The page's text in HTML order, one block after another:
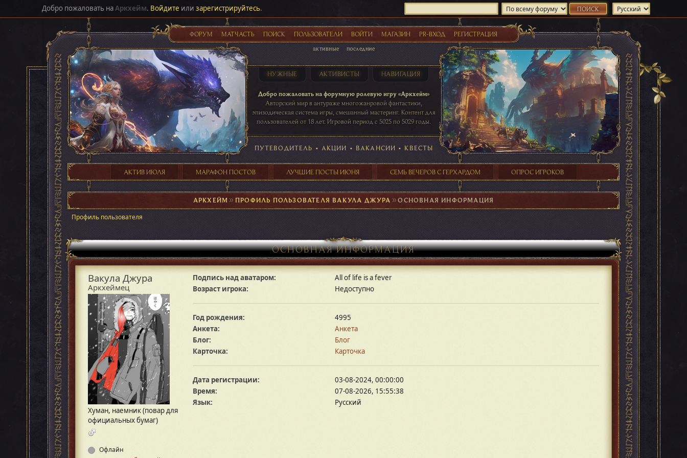
Добро пожаловать наАркхейм. Войдите или зарегистрируйтесь.
ФОРУМ МАТЧАСТЬ ПОИСК ПОЛЬЗОВАТЕЛИ ВОЙТИ МАГАЗИН PR-ВХОД РЕГИСТРАЦИЯ
активные последние
НУЖНЫЕ АКТИВИСТЫ НАВИГАЦИЯ
Добро пожаловать на форумную ролевую игру «Аркхейм»
Авторский мир в антураже многожанровой фантастики,
эпизодическая система игры, смешанный мастеринг. Контент для
пользователей от 18 лет. Игровой период с 5025 по 5029 годы.
таблице игровой активности
41 ПОСТОВ 31 ПОСТОВ 29 ПОСТОВ 24 ПОСТОВ
ПУТЕВОДИТЕЛЬ • АКЦИИ • ВАКАНСИИ • КВЕСТЫ
АКТИВ ИЮЛЯ МАРАФОН ПОСТОВ ЛУЧШИЕ ПОСТЫ ИЮНЯ СЕМЬ ВЕЧЕРОВ С ГЕРХАРДОМ ОПРОС ИГРОКОВ
АРКХЕЙМ ►ПРОФИЛЬ ПОЛЬЗОВАТЕЛЯ ВАКУЛА ДЖУРА ►ОСНОВНАЯ ИНФОРМАЦИЯ
Профиль пользователя
ОСНОВНАЯ ИНФОРМАЦИЯ
Вакула Джура
Аркхеймец
Хуман, наемник (повар для
официальных бумаг)
Офлайн
Подпись над аватаром:
All of life is a fever
Возраст игрока:
Недоступно
Год рождения:
4995
Анкета:
Анкета
Блог:
Блог
Карточка:
Карточка
Дата регистрации:
03-08-2024, 00:00:00
Время:
07-08-2026, 15:55:38
Язык:
Русский